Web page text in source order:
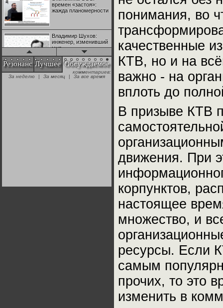
времен «застоя»:
жажда планомерности
Владимир Шухов:
инженер, изменивший
мир
"Аркадий Коц" на
эгалите-фесте "Не
Резонанс Лучшее Обсуждаемое
+28
понимания, во
качественные
КТВ, но и на
важно - на
вплоть до
В призыве КТВ
движения. При
корпунктов,
настоящее
множество, и
ресурсы. Если
самым
прочих, то это
изменить в